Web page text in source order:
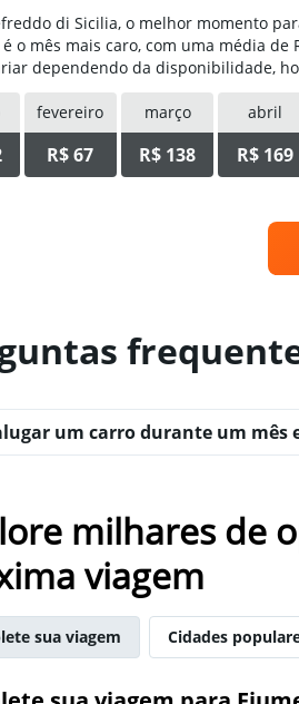
di Sicilia, o melhor momento
o mês mais caro, com uma média
dependendo da disponibilidade,
fevereiro
R$ 67
março
R$ 138
abril
R$ 169
um carro durante um mês
milhares de
viagem
sua viagem Cidades